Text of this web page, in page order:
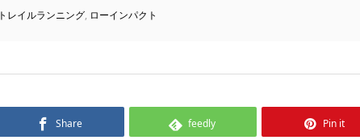
トレイルランニング, ローインパクト
Share feedly Pin it